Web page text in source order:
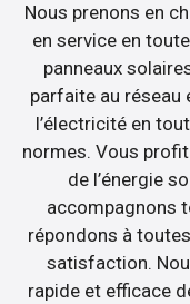
Nous prenons en
en service en
panneaux
parfaite au réseau
l’électricité en
normes. Vous
de l’énergie
accompagnons
répondons à
satisfaction.
rapide et efficace